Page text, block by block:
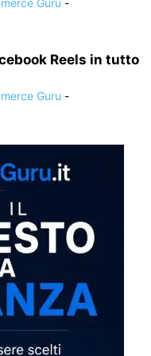
Guru -
Reels in tutto
Guru -